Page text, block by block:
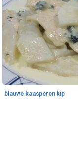
blauwe kaasperen kip